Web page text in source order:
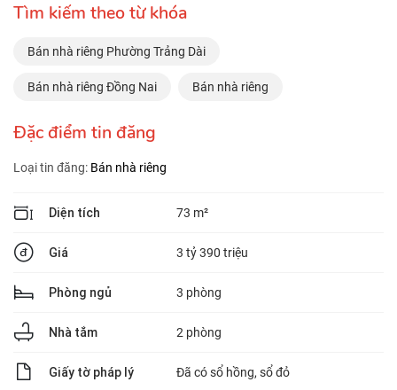
Tìm kiếm theo từ khóa
Bán nhà riêng Phường Trảng Dài
Bán nhà riêng Đồng Nai Bán nhà riêng
Đặc điểm tin đăng
Loại tin đăng: Bán nhà riêng
Diện tích 73 m²
Giá 3 tỷ 390 triệu
Phòng ngủ 3 phòng
Nhà tắm 2 phòng
Giấy tờ pháp lý Đã có sổ hồng, sổ đỏ